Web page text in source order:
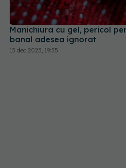
Manichiura cu gel, pericol
banal adesea ignorat
15 dec 2025, 19:55